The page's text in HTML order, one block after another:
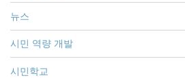
뉴스
시민 역량 개발
시민학교